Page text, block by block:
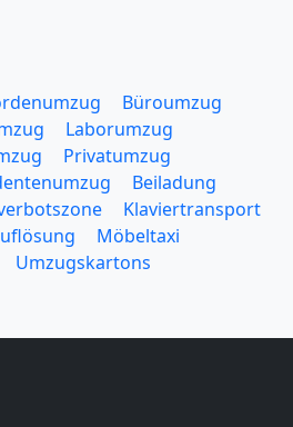
Büroumzug
Laborumzug
Privatumzug
Beiladung
Klaviertransport
Möbeltaxi
Umzugskartons